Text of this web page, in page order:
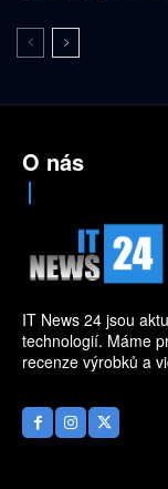
O nás
IT News 24 jsou
technologií. Máme
recenze výrobků a